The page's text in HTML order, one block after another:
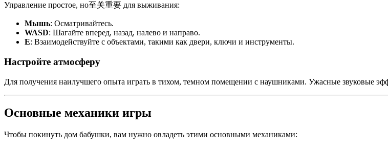
Управление простое, но至关重要 для выживания:
Мышь: Осматривайтесь.
WASD: Шагайте вперед, назад, налево и направо.
E: Взаимодействуйте с объектами, такими как двери, ключи и инструменты.
Настройте атмосферу
Для получения наилучшего опыта играть в тихом, темном помещении с наушниками. Ужасные звуковые
Основные механики игры
Чтобы покинуть дом бабушки, вам нужно овладеть этими основными механиками: